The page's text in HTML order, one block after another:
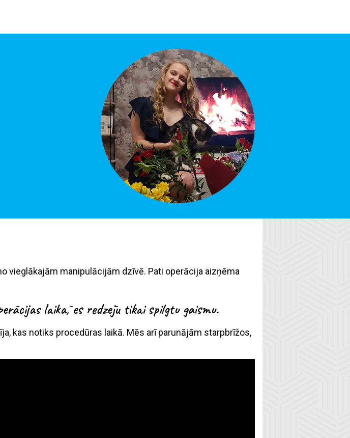
vieglākajām manipulācijām dzīvē. Pati operācija aizņēma
laikā, es redzēju tikai spilgtu gaismu.
kas notiks procedūras laikā. Mēs arī parunājām starpbrīžos,